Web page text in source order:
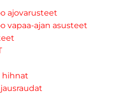
ajovarusteet
vapaa-ajan asusteet
hihnat